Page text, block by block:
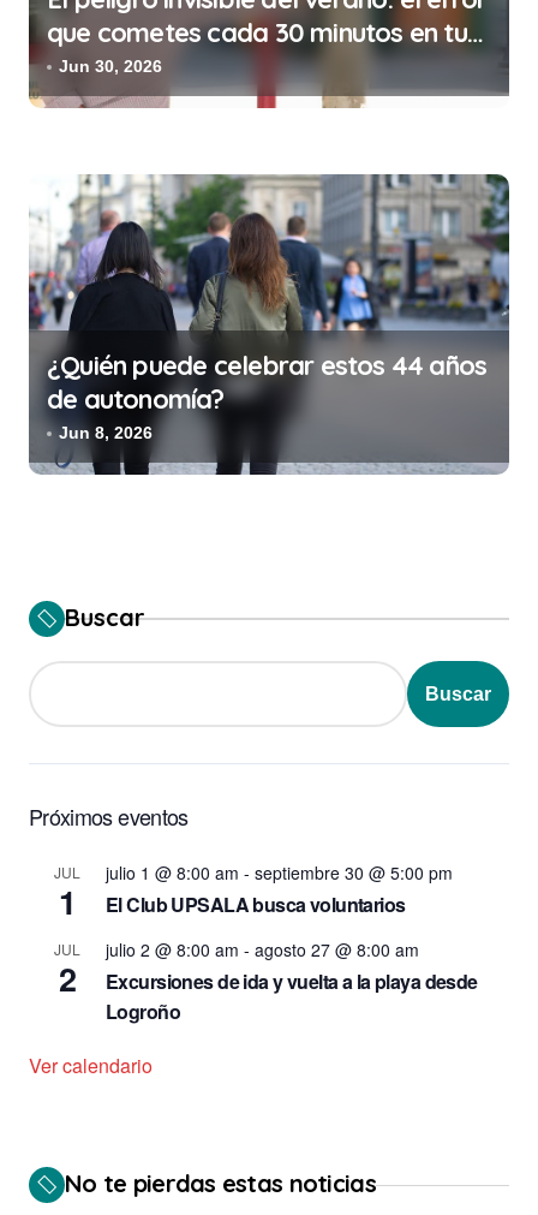
que cometes cada 30 minutos en tu
trabajo (y la ilegalidad que te puede
costar la vida)
Jun 30, 2026
¿Quién puede celebrar estos 44 años
de autonomía?
Jun 8, 2026
Buscar
Buscar
Próximos eventos
JUL
1
julio 1 @ 8:00 am - septiembre 30 @ 5:00 pm
El Club UPSALA busca voluntarios
JUL
2
julio 2 @ 8:00 am - agosto 27 @ 8:00 am
Excursiones de ida y vuelta a la playa desde
Logroño
Ver calendario
No te pierdas estas noticias